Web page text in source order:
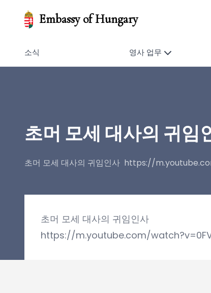
Embassy of Hungary
소식 영사 업무
초머 모세 대사의 귀임
초머 모세 대사의 귀임인사 https://
초머 모세 대사의 귀임인사
https://m.youtube.com/